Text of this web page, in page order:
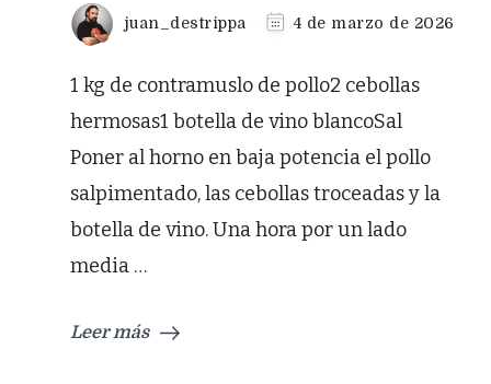
juan_destrippa 4 de marzo de 2026
1 kg de contramuslo de pollo2 cebollas
hermosas1 botella de vino blancoSal
Poner al horno en baja potencia el pollo
salpimentado, las cebollas troceadas y la
botella de vino. Una hora por un lado
media …
Leer más